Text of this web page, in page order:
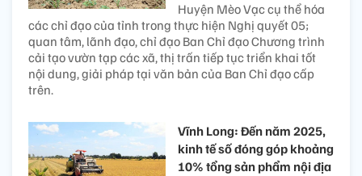
Huyện Mèo Vạc cụ thể hóa
các chỉ đạo của tỉnh trong thực hiện Nghị quyết 05;
quan tâm, lãnh đạo, chỉ đạo Ban Chỉ đạo Chương trình
cải tạo vườn tạp các xã, thị trấn tiếp tục triển khai tốt
nội dung, giải pháp tại văn bản của Ban Chỉ đạo cấp
trên.
Vĩnh Long: Đến năm 2025,
kinh tế số đóng góp khoảng
10% tổng sản phẩm nội địa